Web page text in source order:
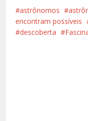
astrônomos
encontram possíveis
descoberta